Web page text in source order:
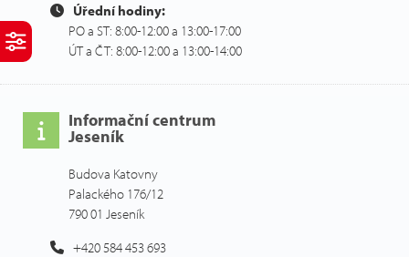
Úřední hodiny:
PO a ST: 8:00-12:00 a 13:00-17:00
ÚT a ČT: 8:00-12:00 a 13:00-14:00
Informační centrum
Jeseník
Budova Katovny
Palackého 176/12
790 01 Jeseník
+420 584 453 693